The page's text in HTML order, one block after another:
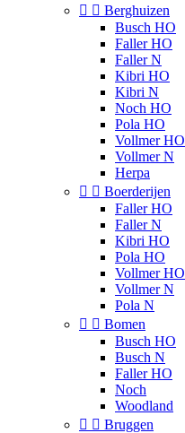
  Berghuizen
Busch HO
Faller HO
Faller N
Kibri HO
Kibri N
Noch HO
Pola HO
Vollmer HO
Vollmer N
Herpa
  Boerderijen
Faller HO
Faller N
Kibri HO
Pola HO
Vollmer HO
Vollmer N
Pola N
  Bomen
Busch HO
Busch N
Faller HO
Noch
Woodland
  Bruggen